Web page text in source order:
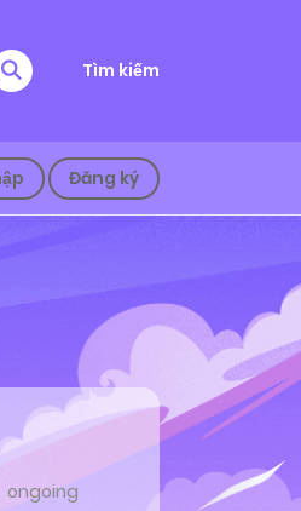
Tìm kiếm
Đăng ký
ongoing